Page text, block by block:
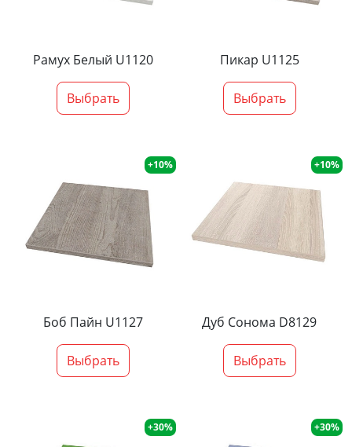
Рамух Белый U1120
Выбрать
Пикар U1125
Выбрать
+10%
Боб Пайн U1127
Выбрать
+10%
Дуб Сонома D8129
Выбрать
+30% +30%